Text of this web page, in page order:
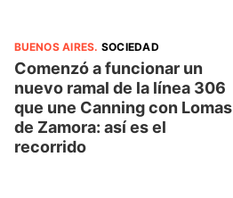
BUENOS AIRES. SOCIEDAD
Comenzó a funcionar un
nuevo ramal de la línea 306
que une Canning con Lomas
de Zamora: así es el
recorrido